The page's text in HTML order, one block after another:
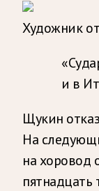
Художник
и в
Щукин
На
на хоровод
пятнадцать